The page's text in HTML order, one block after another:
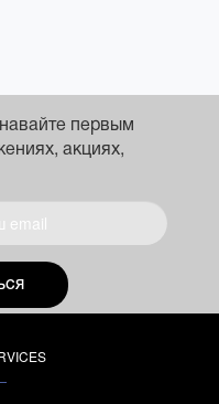
первым
акциях,